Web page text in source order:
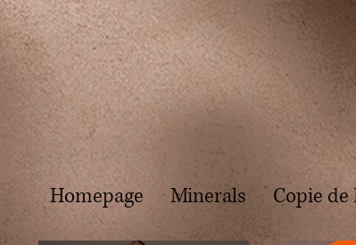
Homepage Minerals Copie